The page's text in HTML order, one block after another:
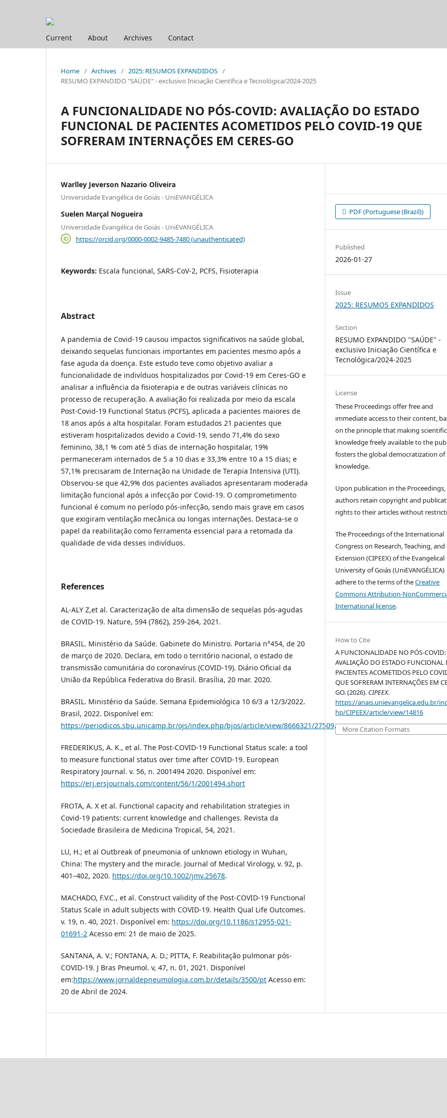
Current About Archives Contact
Home / Archives / 2025: RESUMOS EXPANDIDOS /
RESUMO EXPANDIDO "SAÚDE" - exclusivo Iniciação Científica e Tecnológica/2024-2025
A FUNCIONALIDADE NO PÓS-COVID: AVALIAÇÃO DO ESTADO
FUNCIONAL DE PACIENTES ACOMETIDOS PELO COVID-19 QUE
SOFRERAM INTERNAÇÕES EM CERES-GO
Warlley Jeverson Nazario Oliveira
Universidade Evangélica de Goiás - UniEVANGÉLICA
Suelen Marçal Nogueira
Universidade Evangélica de Goiás - UniEVANGÉLICA
https://orcid.org/0000-0002-9485-7480 (unauthenticated)
Keywords: Escala funcional, SARS-CoV-2, PCFS, Fisioterapia
Abstract
A pandemia de Covid-19 causou impactos significativos na saúde global,
deixando sequelas funcionais importantes em pacientes mesmo após a
fase aguda da doença. Este estudo teve como objetivo avaliar a
funcionalidade de indivíduos hospitalizados por Covid-19 em Ceres-GO e
analisar a influência da fisioterapia e de outras variáveis clínicas no
processo de recuperação. A avaliação foi realizada por meio da escala
Post-Covid-19 Functional Status (PCFS), aplicada a pacientes maiores de
18 anos após a alta hospitalar. Foram estudados 21 pacientes que
estiveram hospitalizados devido a Covid-19, sendo 71,4% do sexo
feminino, 38,1 % com até 5 dias de internação hospitalar, 19%
permaneceram internados de 5 a 10 dias e 33,3% entre 10 a 15 dias; e
57,1% precisaram de Internação na Unidade de Terapia Intensiva (UTI).
Observou-se que 42,9% dos pacientes avaliados apresentaram moderada
limitação funcional após a infecção por Covid-19. O comprometimento
funcional é comum no período pós-infecção, sendo mais grave em casos
que exigiram ventilação mecânica ou longas internações. Destaca-se o
papel da reabilitação como ferramenta essencial para a retomada da
qualidade de vida desses indivíduos.
References
AL-ALY Z,et al. Caracterização de alta dimensão de sequelas pós-agudas
de COVID-19. Nature, 594 (7862), 259-264, 2021.
BRASIL. Ministério da Saúde. Gabinete do Ministro. Portaria n°454, de 20
de março de 2020. Declara, em todo o território nacional, o estado de
transmissão comunitária do coronavírus (COVID-19). Diário Oficial da
União da República Federativa do Brasil. Brasília, 20 mar. 2020.
BRASIL. Ministério da Saúde. Semana Epidemiológica 10 6/3 a 12/3/2022.
Brasil, 2022. Disponível em:
https://periodicos.sbu.unicamp.br/ojs/index.php/bjos/article/view/8666321/27509.
FREDERIKUS, A. K., et al. The Post-COVID-19 Functional Status scale: a tool
to measure functional status over time after COVID-19. European
Respiratory Journal. v. 56, n. 2001494 2020. Disponível em:
https://erj.ersjournals.com/content/56/1/2001494.short
FROTA, A. X et al. Functional capacity and rehabilitation strategies in
Covid-19 patients: current knowledge and challenges. Revista da
Sociedade Brasileira de Medicina Tropical, 54, 2021.
LU, H.; et al Outbreak of pneumonia of unknown etiology in Wuhan,
China: The mystery and the miracle. Journal of Medical Virology, v. 92, p.
401–402, 2020. https://doi.org/10.1002/jmv.25678.
MACHADO, F.V.C., et al. Construct validity of the Post-COVID-19 Functional
Status Scale in adult subjects with COVID-19. Health Qual Life Outcomes.
v. 19, n. 40, 2021. Disponível em: https://doi.org/10.1186/s12955-021-
01691-2 Acesso em: 21 de maio de 2025.
SANTANA, A. V.; FONTANA, A. D.; PITTA, F. Reabilitação pulmonar pós-
COVID-19. J Bras Pneumol. v, 47, n. 01, 2021. Disponível
em:https://www.jornaldepneumologia.com.br/details/3500/pt Acesso em:
20 de Abril de 2024.
PDF (Portuguese (Brazil))
Published
2026-01-27
Issue
2025: RESUMOS EXPANDIDOS
Section
RESUMO EXPANDIDO "SAÚDE" -
exclusivo Iniciação Científica e
Tecnológica/2024-2025
License
These Proceedings offer free and
immediate access to their content,
on the principle that making scientific
knowledge freely available to the
fosters the global democratization of
knowledge.
Upon publication in the Proceedings,
authors retain copyright and
rights to their articles without
The Proceedings of the International
Congress on Research, Teaching, and
Extension (CIPEEX) of the Evangelical
University of Goiás (UniEVANGÉLICA)
adhere to the terms of theCreative
Commons Attribution-
International license.
How to Cite
A FUNCIONALIDADE NO PÓS-COVID:
AVALIAÇÃO DO ESTADO FUNCIONAL
PACIENTES ACOMETIDOS PELO
QUE SOFRERAM INTERNAÇÕES EM
GO. (2026). CIPEEX.
https://anais.unievangelica.edu.br/
hp/CIPEEX/article/view/14816
More Citation Formats